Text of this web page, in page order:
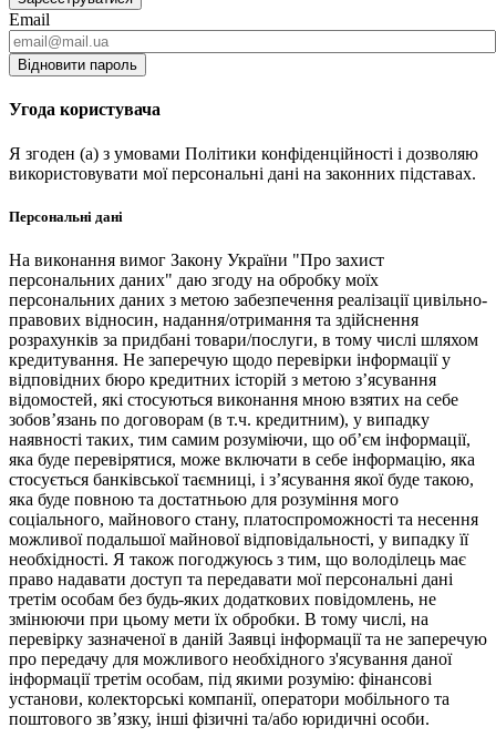
Email
Відновити пароль
Угода користувача
Я згоден (а) з умовами Політики конфіденційності і дозволяю
використовувати мої персональні дані на законних підставах.
Персональні дані
На виконання вимог Закону України "Про захист
персональних даних" даю згоду на обробку моїх
персональних даних з метою забезпечення реалізації цивільно-
правових відносин, надання/отримання та здійснення
розрахунків за придбані товари/послуги, в тому числі шляхом
кредитування. Не заперечую щодо перевірки інформації у
відповідних бюро кредитних історій з метою з’ясування
відомостей, які стосуються виконання мною взятих на себе
зобов’язань по договорам (в т.ч. кредитним), у випадку
наявності таких, тим самим розуміючи, що об’єм інформації,
яка буде перевірятися, може включати в себе інформацію, яка
стосується банківської таємниці, і з’ясування якої буде такою,
яка буде повною та достатньою для розуміння мого
соціального, майнового стану, платоспроможності та несення
можливої подальшої майнової відповідальності, у випадку її
необхідності. Я також погоджуюсь з тим, що володілець має
право надавати доступ та передавати мої персональні дані
третім особам без будь-яких додаткових повідомлень, не
змінюючи при цьому мети їх обробки. В тому числі, на
перевірку зазначеної в даній Заявці інформації та не заперечую
про передачу для можливого необхідного з'ясування даної
інформації третім особам, під якими розумію: фінансові
установи, колекторські компанії, оператори мобільного та
поштового зв’язку, інші фізичні та/або юридичні особи.